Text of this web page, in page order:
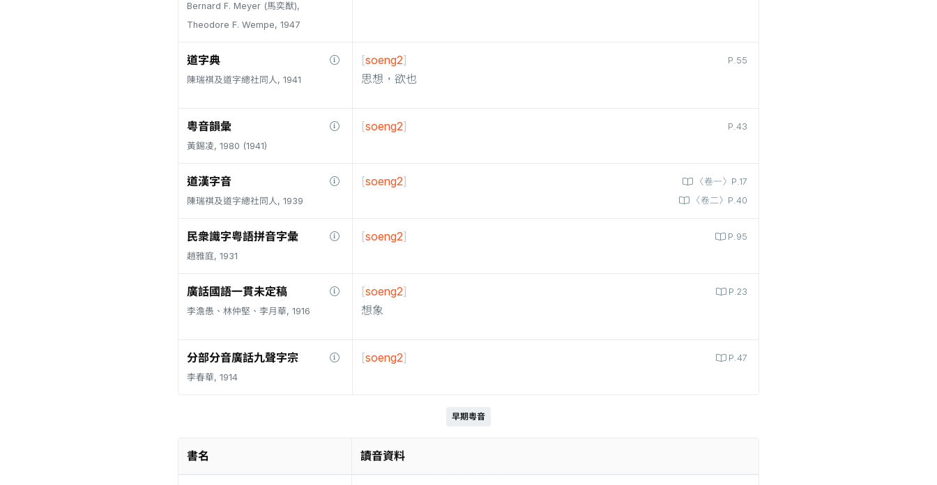
Bernard F. Meyer (馬奕猷),
Theodore F. Wempe, 1947
道字典
陳瑞祺及道字總社同人, 1941
P.55
[soeng2]
思想，欲也
粵音韻彙
黃錫凌, 1980 (1941)
P.43
[soeng2]
道漢字音
陳瑞祺及道字總社同人, 1939
〈卷一〉P.17
〈卷二〉P.40
[soeng2]
民衆識字粤語拼音字彙
趙雅庭, 1931
P.95
[soeng2]
廣話國語一貫未定稿
李澹愚、林仲堅、李月華, 1916
P.23
[soeng2]
想象
分部分音廣話九聲字宗
李春華, 1914
P.47
[soeng2]
早期粵音
書名 讀音資料